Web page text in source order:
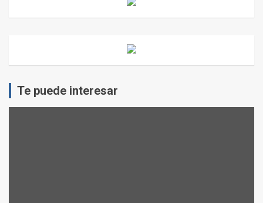
Te puede interesar